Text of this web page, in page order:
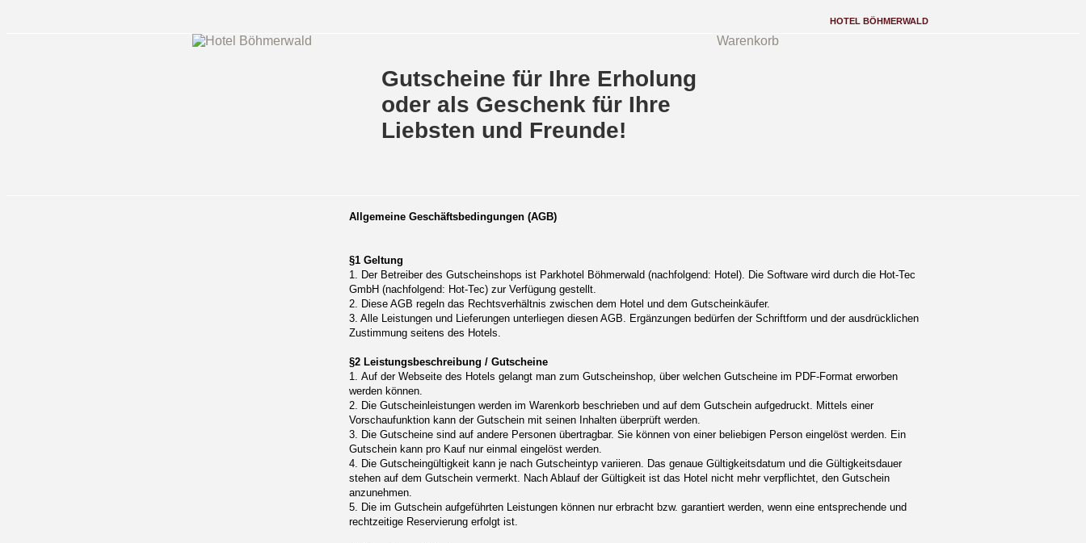
HOTEL BÖHMERWALD
Gutscheine für Ihre Erholung
oder als Geschenk für Ihre
Liebsten und Freunde!
Warenkorb
Allgemeine Geschäftsbedingungen (AGB)
§1 Geltung
1. Der Betreiber des Gutscheinshops ist Parkhotel Böhmerwald (nachfolgend: Hotel). Die Software wird durch die Hot-Tec
GmbH (nachfolgend: Hot-Tec) zur Verfügung gestellt.
2. Diese AGB regeln das Rechtsverhältnis zwischen dem Hotel und dem Gutscheinkäufer.
3. Alle Leistungen und Lieferungen unterliegen diesen AGB. Ergänzungen bedürfen der Schriftform und der ausdrücklichen
Zustimmung seitens des Hotels.
§2 Leistungsbeschreibung / Gutscheine
1. Auf der Webseite des Hotels gelangt man zum Gutscheinshop, über welchen Gutscheine im PDF-Format erworben
werden können.
2. Die Gutscheinleistungen werden im Warenkorb beschrieben und auf dem Gutschein aufgedruckt. Mittels einer
Vorschaufunktion kann der Gutschein mit seinen Inhalten überprüft werden.
3. Die Gutscheine sind auf andere Personen übertragbar. Sie können von einer beliebigen Person eingelöst werden. Ein
Gutschein kann pro Kauf nur einmal eingelöst werden.
4. Die Gutscheingültigkeit kann je nach Gutscheintyp variieren. Das genaue Gültigkeitsdatum und die Gültigkeitsdauer
stehen auf dem Gutschein vermerkt. Nach Ablauf der Gültigkeit ist das Hotel nicht mehr verpflichtet, den Gutschein
anzunehmen.
5. Die im Gutschein aufgeführten Leistungen können nur erbracht bzw. garantiert werden, wenn eine entsprechende und
rechtzeitige Reservierung erfolgt ist.